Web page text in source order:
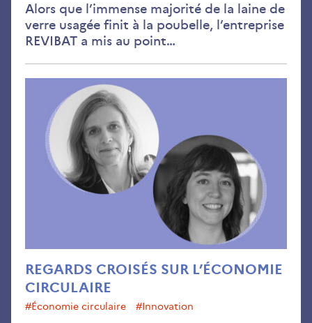
Alors que l’immense majorité de la laine de
verre usagée finit à la poubelle, l’entreprise
REVIBAT a mis au point…
REGARDS CROISÉS SUR L’ÉCONOMIE
CIRCULAIRE
#économie circulaire #innovation